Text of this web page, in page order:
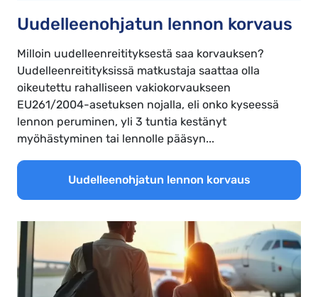
Uudelleenohjatun lennon korvaus
Milloin uudelleenreitityksestä saa korvauksen?
Uudelleenreitityksissä matkustaja saattaa olla
oikeutettu rahalliseen vakiokorvaukseen
EU261/2004-asetuksen nojalla, eli onko kyseessä
lennon peruminen, yli 3 tuntia kestänyt
myöhästyminen tai lennolle pääsyn...
Uudelleenohjatun lennon korvaus